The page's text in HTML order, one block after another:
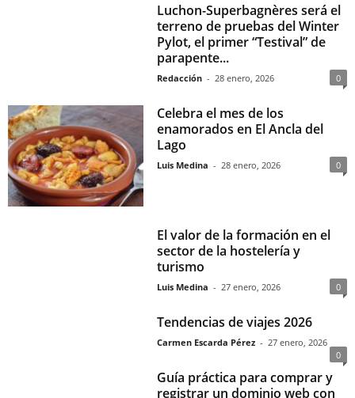
Luchon-Superbagnères será el
terreno de pruebas del Winter
Pylot, el primer “Testival” de
parapente...
Redacción - 28 enero, 2026 0
Celebra el mes de los
enamorados en El Ancla del
Lago
Luis Medina - 28 enero, 2026 0
El valor de la formación en el
sector de la hostelería y
turismo
Luis Medina - 27 enero, 2026 0
Tendencias de viajes 2026
Carmen Escarda Pérez - 27 enero, 2026
0
Guía práctica para comprar y
registrar un dominio web con